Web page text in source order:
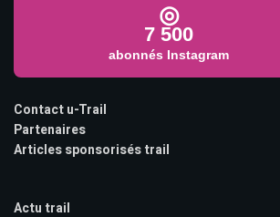
◎
7 500
abonnés Instagram
Contact u-Trail
Partenaires
Articles sponsorisés trail
Actu trail